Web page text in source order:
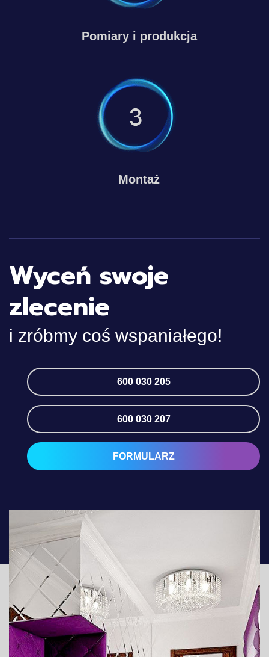
Pomiary i produkcja
Montaż
Wyceń swoje
zlecenie
i zróbmy coś wspaniałego!
600 030 205
600 030 207
FORMULARZ